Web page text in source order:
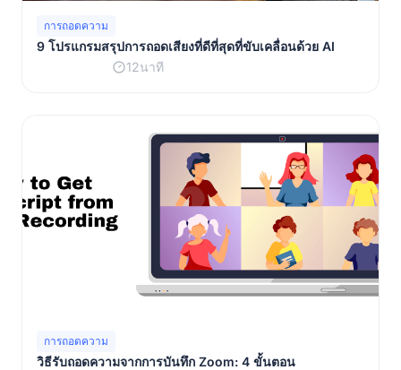
การถอดความ
9 โปรแกรมสรุปการถอดเสียงที่ดีที่สุดที่ขับเคลื่อนด้วย AI
12นาที
การถอดความ
วิธีรับถอดความจากการบันทึก Zoom: 4 ขั้นตอน